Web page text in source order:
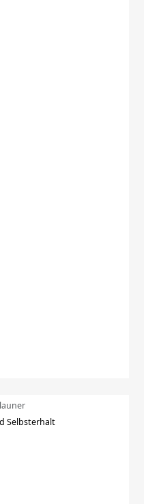
Selbsterhalt